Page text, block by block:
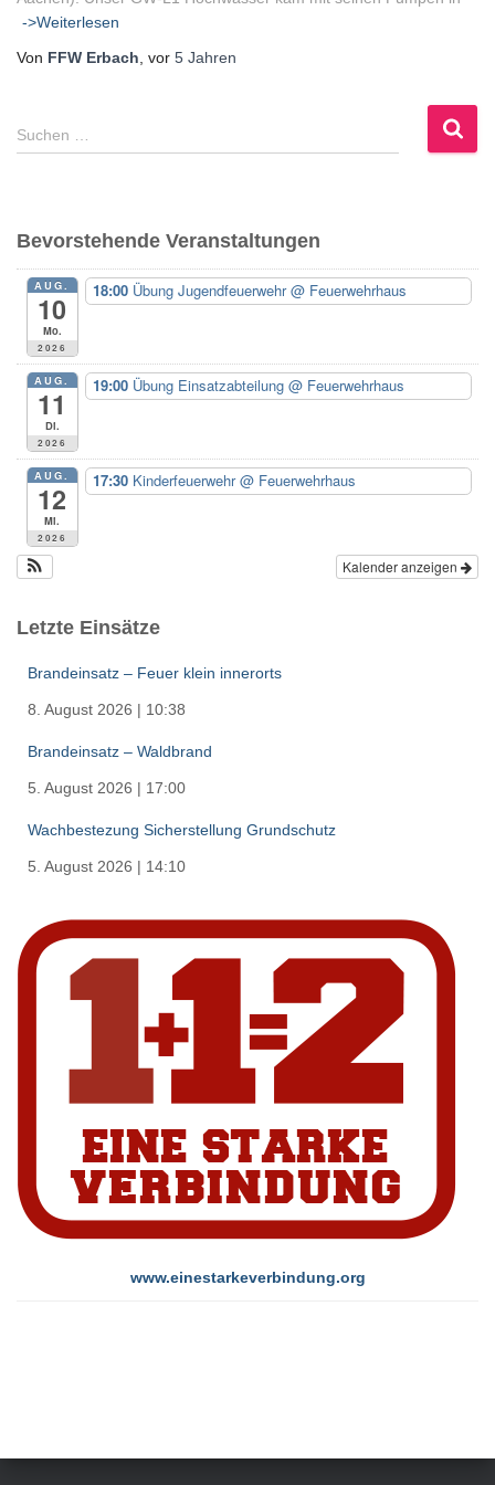
->Weiterlesen
Von FFW Erbach , vor 5 Jahren
S
u
n
n
:
Suchen …
Bevorstehende Veranstaltungen
AUG.
10
Mo.
2026
18:00 Übung Jugendfeuerwehr@ Feuerwehrhaus
AUG.
11
Di.
2026
19:00 Übung Einsatzabteilung @ Feuerwehrhaus
AUG.
12
Mi.
2026
17:30 Kinderfeuerwehr@ Feuerwehrhaus
Kalender anzeigen
Letzte Einsätze
Brandeinsatz – Feuer klein innerorts
8. August 2026 | 10:38
Brandeinsatz – Waldbrand
5. August 2026 | 17:00
Wachbestezung Sicherstellung Grundschutz
5. August 2026 | 14:10
www.einestarkeverbindung.org